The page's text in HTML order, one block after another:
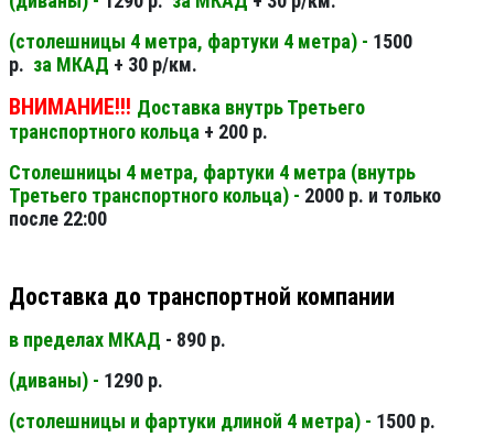
(столешницы 4 метра, фартуки 4 метра) - 1500
р. за МКАД + 30 р/км.
ВНИМАНИЕ!!! Доставка внутрь Третьего
транспортного кольца + 200 р.
Столешницы 4 метра, фартуки 4 метра (внутрь
Третьего транспортного кольца) - 2000 р. и только
после 22:00
Доставка до транспортной компании
в пределах МКАД - 890 р.
(диваны) - 1290 р.
(столешницы и фартуки длиной 4 метра) - 1500 р.